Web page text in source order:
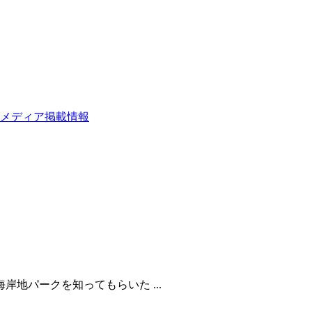
メディア掲載情報
地パークを知ってもらいた ...